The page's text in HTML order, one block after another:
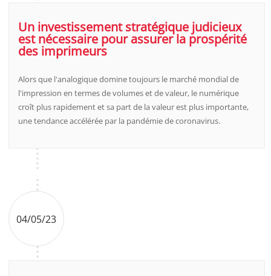
Un investissement stratégique judicieux
est nécessaire pour assurer la prospérité
des imprimeurs
Alors que l'analogique domine toujours le marché mondial de
l'impression en termes de volumes et de valeur, le numérique
croît plus rapidement et sa part de la valeur est plus importante,
une tendance accélérée par la pandémie de coronavirus.
04/05/23